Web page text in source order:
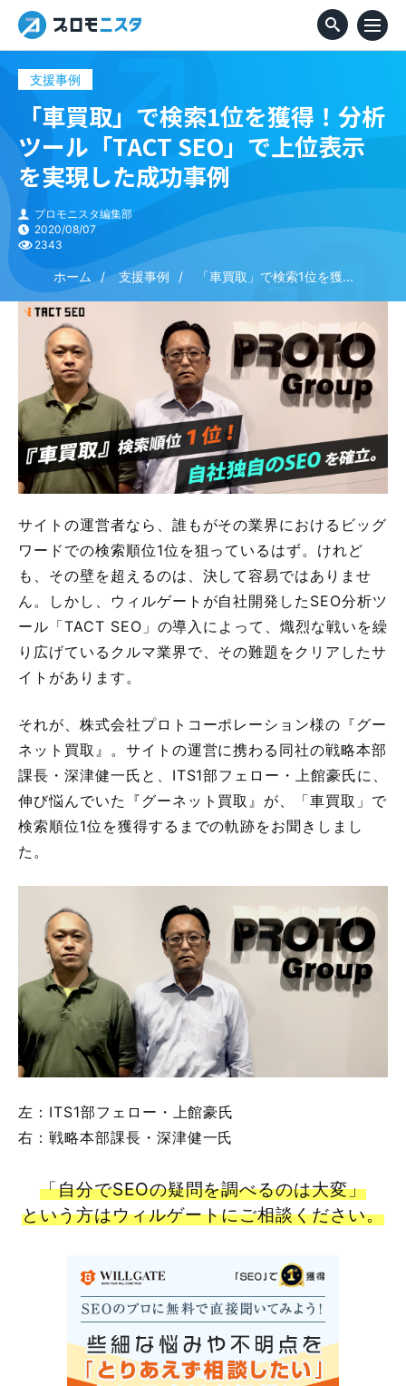
支援事例
「車買取」で検索1位を獲得！分析
ツール「TACT SEO」で上位表示
を実現した成功事例
プロモニスタ編集部
2020/08/07
2343
ホーム 支援事例 「車買取」で検索1位を獲...
サイトの運営者なら、誰もがその業界におけるビッグ
ワードでの検索順位1位を狙っているはず。けれど
も、その壁を超えるのは、決して容易ではありませ
ん。しかし、ウィルゲートが自社開発したSEO分析ツ
ール「TACT SEO」の導入によって、熾烈な戦いを繰
り広げているクルマ業界で、その難題をクリアしたサ
イトがあります。
それが、株式会社プロトコーポレーション様の『グー
ネット買取』。サイトの運営に携わる同社の戦略本部
課長・深津健一氏と、ITS1部フェロー・上館豪氏に、
伸び悩んでいた『グーネット買取』が、「車買取」で
検索順位1位を獲得するまでの軌跡をお聞きしまし
た。
左：ITS1部フェロー・上館豪氏
右：戦略本部課長・深津健一氏
「自分でSEOの疑問を調べるのは大変」
という方はウィルゲートにご相談ください。